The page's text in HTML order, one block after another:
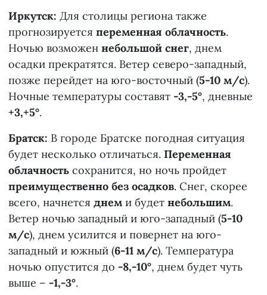
Иркутск: Для столицы региона также
прогнозируется переменная облачность.
Ночью возможен небольшой снег, днем
осадки прекратятся. Ветер северо-западный,
позже перейдет на юго-восточный (5-10 м/с).
Ночные температуры составят -3,-5°, дневные
+3,+5°.
Братск: В городе Братске погодная ситуация
будет несколько отличаться. Переменная
облачность сохранится, но ночь пройдет
преимущественно без осадков. Снег, скорее
всего, начнется днем и будет небольшим.
Ветер ночью западный и юго-западный (5-10
м/с), днем усилится и повернет на юго-
западный и южный (6-11 м/с). Температура
ночью опустится до -8,-10°, днем будет чуть
выше – -1,-3°.